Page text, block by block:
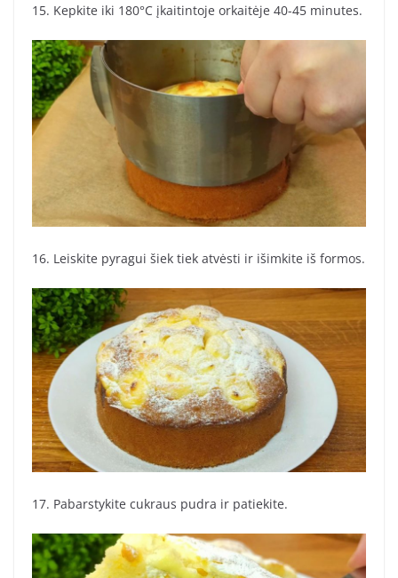
15. Kepkite iki 180°C įkaitintoje orkaitėje 40-45 minutes.
16. Leiskite pyragui šiek tiek atvėsti ir išimkite iš formos.
17. Pabarstykite cukraus pudra ir patiekite.